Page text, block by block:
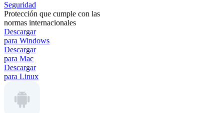
Seguridad
Protección que cumple con las
normas internacionales
Descargar
para Windows
Descargar
para Mac
Descargar
para Linux